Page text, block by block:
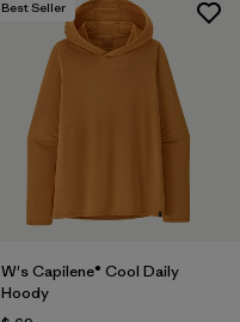
Best Seller
W's Capilene® Cool Daily
Hoody